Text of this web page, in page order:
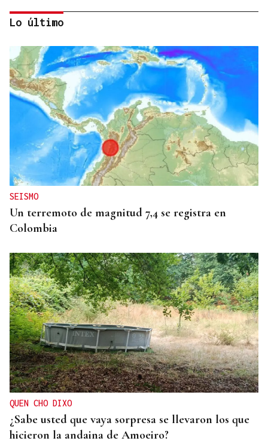
HELICOPTERO MEDICALIZADO
Un motorista en estado grave tras una colisión en
Velle
Lo último
SEISMO
Un terremoto de magnitud 7,4 se registra en
Colombia
QUEN CHO DIXO
¿Sabe usted que vaya sorpresa se llevaron los que
hicieron la andaina de Amoeiro?